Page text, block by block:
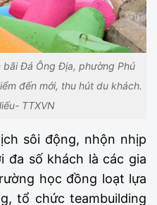
Đá Ông Địa, phường Phú
đến mới, thu hút du khách.
TTXVN
sôi động, nhộn nhịp
đa số khách là các gia
học đồng loạt lựa
tổ chức teambuilding